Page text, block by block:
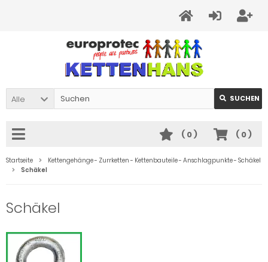
Alle SUCHEN
( 0)
( 0)
Startseite
Kettengehänge - Zurrketten - Kettenbauteile - Anschlagpunkte - Schäkel
Schäkel
Schäkel